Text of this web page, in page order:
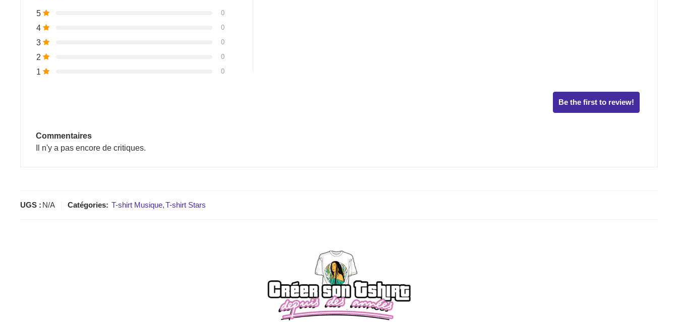
5 0
4 0
3 0
2 0
1 0
Be the first to review!
Commentaires
Il n'y a pas encore de critiques.
UGS : N/A Catégories: T-shirt Musique,T-shirt Stars